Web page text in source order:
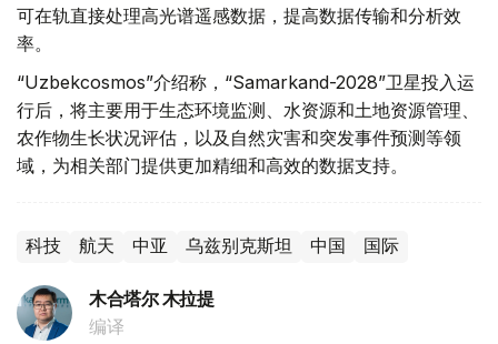
可在轨直接处理高光谱遥感数据，提高数据传输和分析效
率。
“Uzbekcosmos”介绍称，“Samarkand-2028”卫星投入运
行后，将主要用于生态环境监测、水资源和土地资源管理、
农作物生长状况评估，以及自然灾害和突发事件预测等领
域，为相关部门提供更加精细和高效的数据支持。
科技 航天 中亚 乌兹别克斯坦 中国 国际
木合塔尔 木拉提
编译